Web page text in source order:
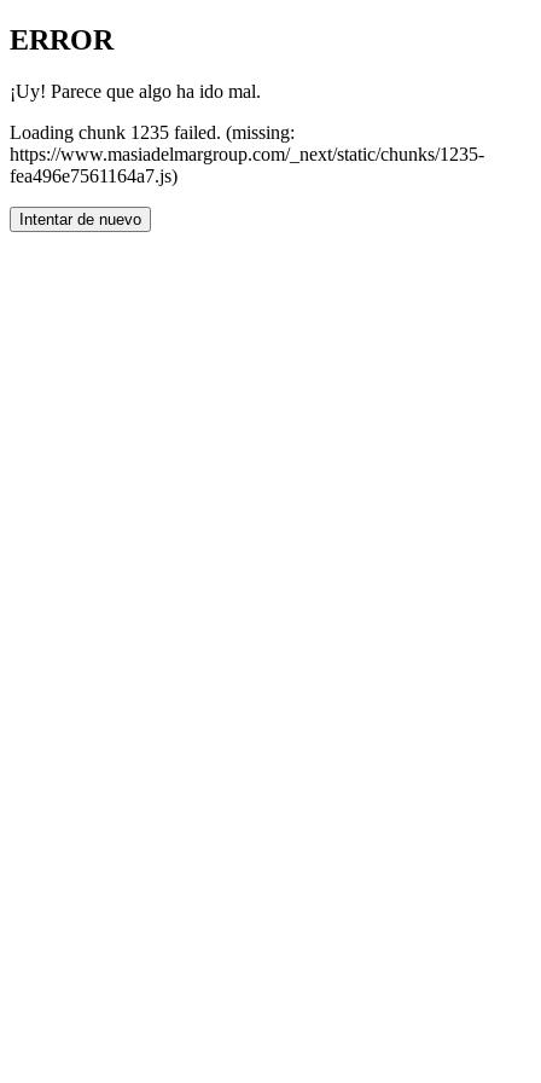
ERROR
¡Uy! Parece que algo ha ido mal.
Loading chunk 1235 failed. (missing:
https://www.masiadelmargroup.com/_next/static/chunks/1235-
fea496e7561164a7.js)
Intentar de nuevo